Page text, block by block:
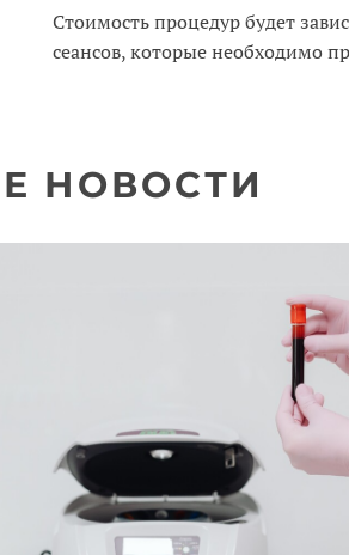
Стоимость процедур будет
сеансов, которые необходимо
НОВОСТИ